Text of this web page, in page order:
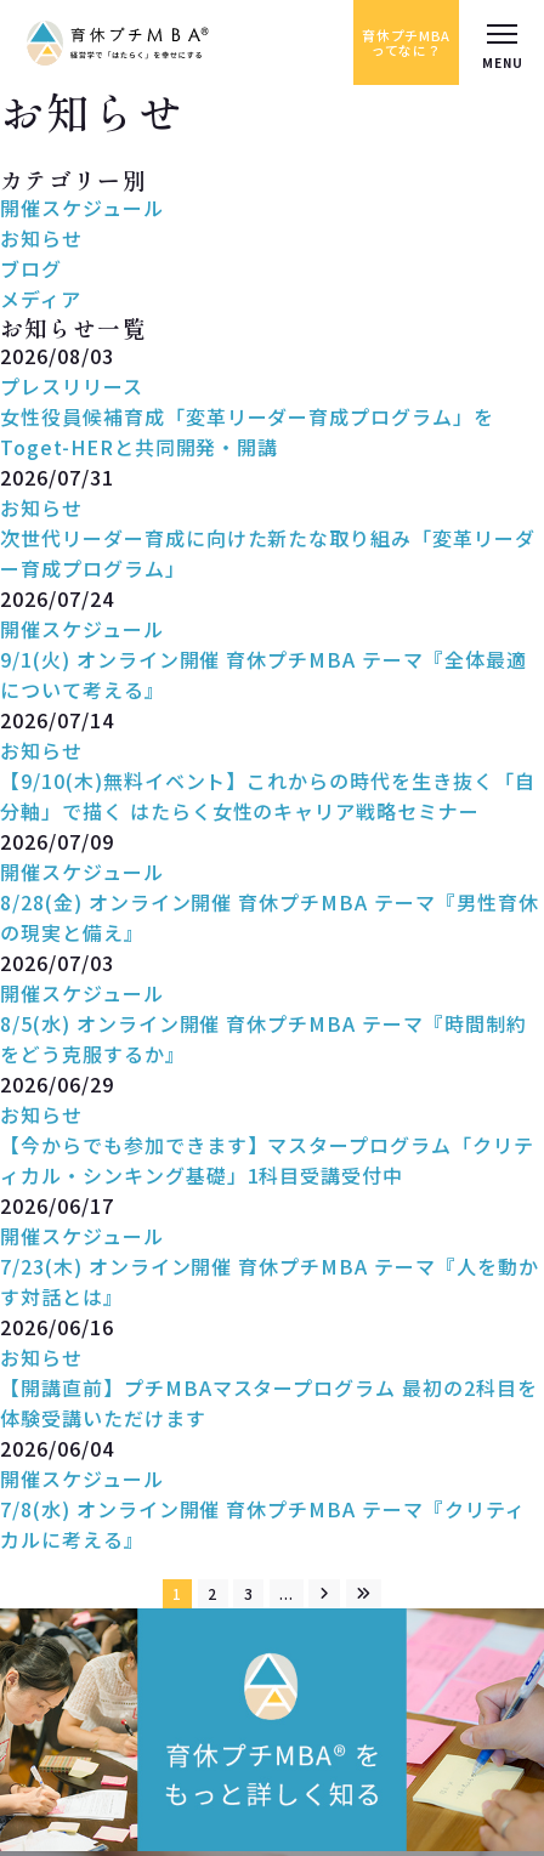
育休プチMBA
ってなに？
お知らせ
カテゴリー別
開催スケジュール
お知らせ
ブログ
メディア
お知らせ一覧
2026/08/03
プレスリリース
女性役員候補育成「変革リーダー育成プログラム」を
Toget-HERと共同開発・開講
2026/07/31
お知らせ
次世代リーダー育成に向けた新たな取り組み「変革リーダ
ー育成プログラム」
2026/07/24
開催スケジュール
9/1(火) オンライン開催 育休プチMBA テーマ『全体最適
について考える』
2026/07/14
お知らせ
【9/10(木)無料イベント】これからの時代を生き抜く「自
分軸」で描く はたらく女性のキャリア戦略セミナー
2026/07/09
開催スケジュール
8/28(金) オンライン開催 育休プチMBA テーマ『男性育休
の現実と備え』
2026/07/03
開催スケジュール
8/5(水) オンライン開催 育休プチMBA テーマ『時間制約
をどう克服するか』
2026/06/29
お知らせ
【今からでも参加できます】マスタープログラム「クリテ
ィカル・シンキング基礎」1科目受講受付中
2026/06/17
開催スケジュール
7/23(木) オンライン開催 育休プチMBA テーマ『人を動か
す対話とは』
2026/06/16
お知らせ
【開講直前】プチMBAマスタープログラム 最初の2科目を
体験受講いただけます
2026/06/04
開催スケジュール
7/8(水) オンライン開催 育休プチMBA テーマ『クリティ
カルに考える』
1 2 3 ...